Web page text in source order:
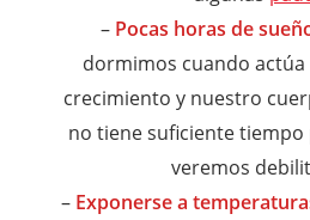
– Pocas horas de
dormimos cuando
crecimiento y nuestro
no tiene suficiente
veremos
– Exponerse a